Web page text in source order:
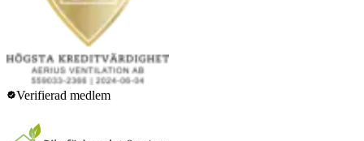
Verifierad medlem